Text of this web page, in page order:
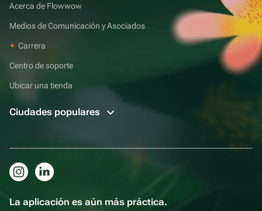
Acerca de Flowwow
Medios de Comunicación y Asociados
Carrera
Centro de soporte
Ubicar una tienda
Ciudades populares
La aplicación es aún más práctica.